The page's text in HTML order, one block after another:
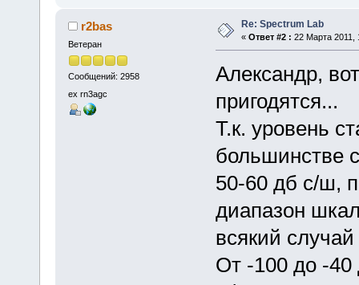
r2bas
Ветеран
Сообщений: 2958
ex rn3agc
Re: Spectrum Lab
« Ответ #2 : 22 Марта 2011,
Александр,
пригодятся...
Т.к. уровень
большинстве
50-60 дб с/ш,
диапазон
всякий
От -100 до -40